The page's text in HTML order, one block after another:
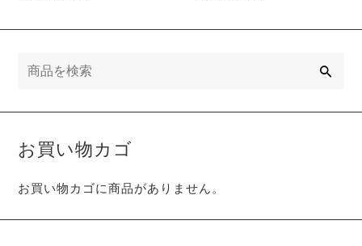
お買い物カゴ
お買い物カゴに商品がありません。